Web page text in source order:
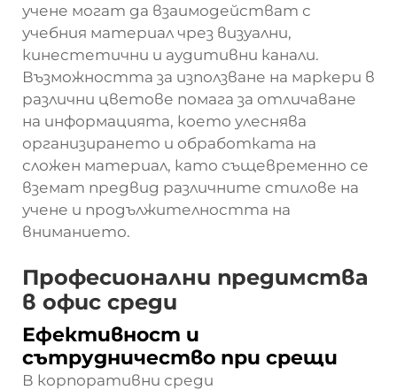
учене могат да взаимодействат с
учебния материал чрез визуални,
кинестетични и аудитивни канали.
Възможността за използване на маркери в
различни цветове помага за отличаване
на информацията, което улеснява
организирането и обработката на
сложен материал, като същевременно се
вземат предвид различните стилове на
учене и продължителността на
вниманието.
Професионални предимства
в офис среди
Ефективност и
сътрудничество при срещи
В корпоративни среди